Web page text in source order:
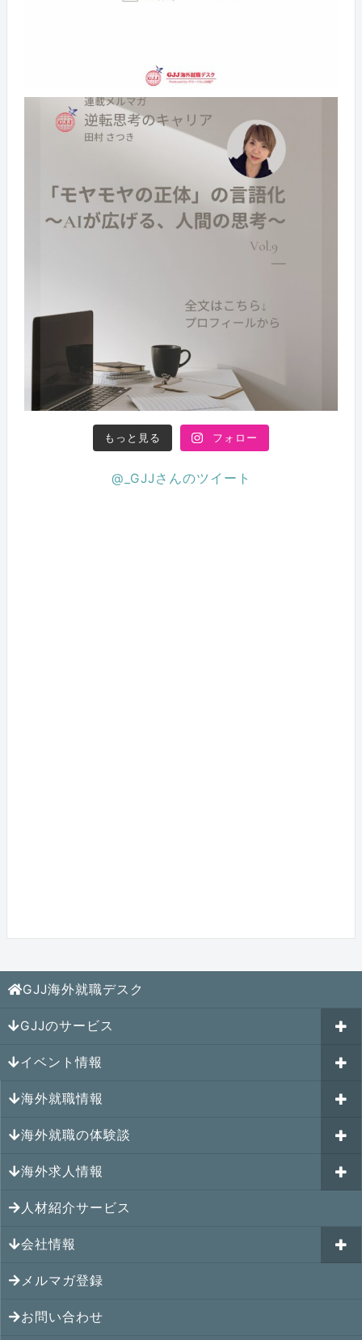
もっと見る フォロー
@_GJJさんのツイート
GJJ海外就職デスク
GJJのサービス
海外就職カウンセリング
はじめての海外就職セミナー
キャリアパスポートAI
GJJキャリア伴走プログラム
GJJキャリアコミュニティ
イベント情報
参加受付中のイベント
過去のイベント一覧
海外就職情報
アメリカの就職情報
カナダの就職情報
メキシコの就職情報
ヨーロッパの就職情報
オセアニアの就職情報
シンガポールの就職情報
海外就職の体験談
海外就職その後の体験談
シンガポール就職の体験談
マレーシア就職の体験談
タイ就職の体験談
ベトナム就職の体験談
海外求人情報
シンガポールの求人
マレーシアの求人
タイの求人
ベトナムの求人
人材紹介サービス
会社情報
アクセス
メンバー紹介
メルマガ登録
お問い合わせ